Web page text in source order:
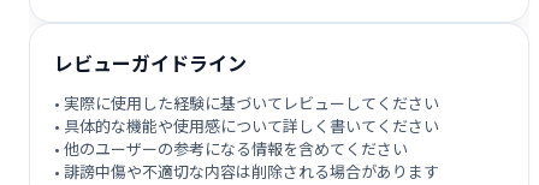
レビューガイドライン
• 実際に使用した経験に基づいてレビューしてください
• 具体的な機能や使用感について詳しく書いてください
• 他のユーザーの参考になる情報を含めてください
• 誹謗中傷や不適切な内容は削除される場合があります